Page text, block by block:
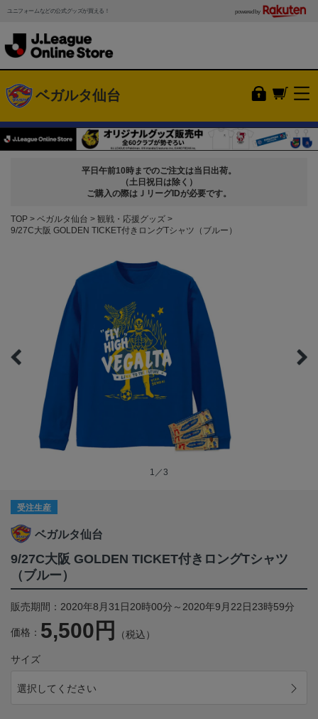
ユニフォームなどの公式グッズが買える！ powered by
ベガルタ仙台
平日午前10時までのご注文は当日出荷。
（土日祝日は除く）
ご購入の際はＪリーグIDが必要です。
TOP ベガルタ仙台
観戦・応援グッズ
9/27C大阪 GOLDEN TICKET付きロングTシャツ（ブルー）
1／3
受注生産
ベガルタ仙台
9/27C大阪 GOLDEN TICKET付きロングTシャツ
（ブルー）
販売期間：2020年8月31日20時00分～2020年9月22日23時59分
価格： 5,500円 （税込）
サイズ
選択してください